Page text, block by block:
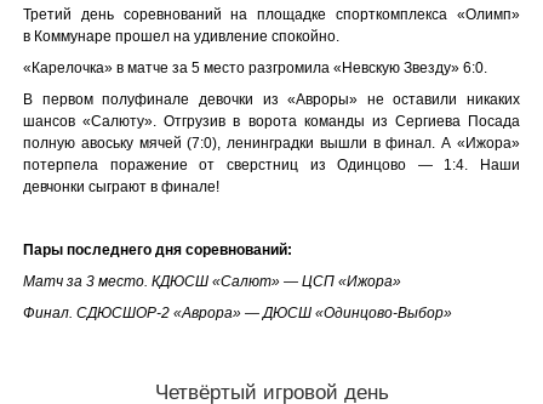
Третий день соревнований на площадке спорткомплекса «Олимп»
в Коммунаре прошел на удивление спокойно.
«Карелочка» в матче за 5 место разгромила «Невскую Звезду» 6:0.
В первом полуфинале девочки из «Авроры» не оставили никаких
шансов «Салюту». Отгрузив в ворота команды из Сергиева Посада
полную авоську мячей (7:0), ленинградки вышли в финал. А «Ижора»
потерпела поражение от сверстниц из Одинцово — 1:4. Наши
девчонки сыграют в финале!
Пары последнего дня соревнований:
Матч за 3 место. КДЮСШ «Салют» — ЦСП «Ижора»
Финал. СДЮСШОР-2 «Аврора» — ДЮСШ «Одинцово-Выбор»
Четвёртый игровой день